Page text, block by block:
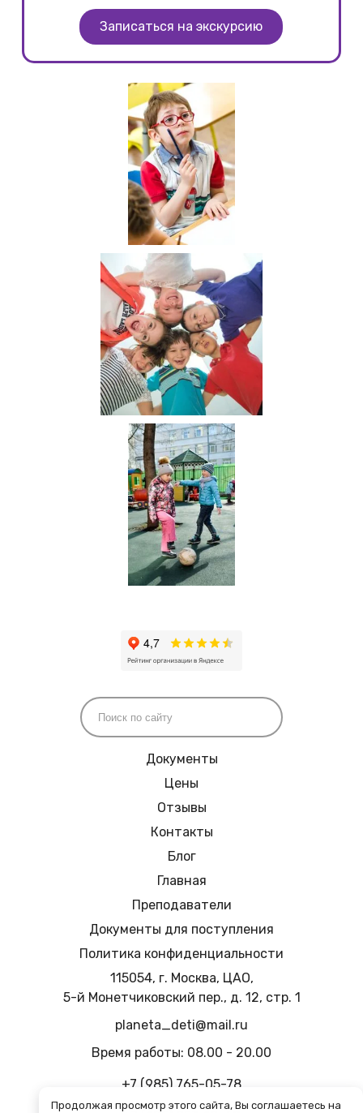
Записаться на экскурсию
Документы
Цены
Отзывы
Контакты
Блог
Главная
Преподаватели
Документы для поступления
Политика конфиденциальности
115054, г. Москва, ЦАО,
5-й Монетчиковский пер., д. 12, стр. 1
planeta_deti@mail.ru
Время работы: 08.00 - 20.00
+7 (985) 765-05-78
Продолжая просмотр этого сайта, Вы соглашаетесь на